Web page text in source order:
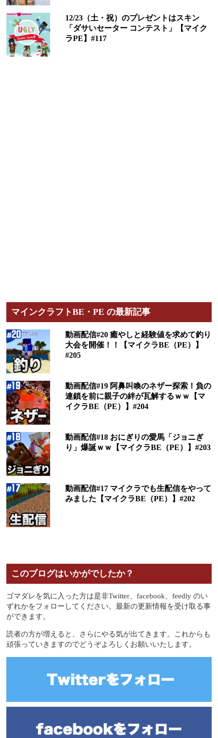
12/23（土・祝）のプレゼントはスキン
「ダサいセーター コンテスト」【マイク
ラPE】#117
マインクラフトBE・PE の最新記事
動画配信#20 癒やしと経験値を求めて釣り
大会を開催！！【マイクラBE（PE）】
#205
動画配信#19 阿鼻叫喚のネザー探索！負の
連鎖を前に親子の絆が瓦解するｗｗ【マ
イクラBE（PE）】#204
動画配信#18 おにぎりの愛馬「ジョニぎ
り」爆誕ｗｗ【マイクラBE（PE）】#203
動画配信#17 マイクラでも生配信をやって
みました【マイクラBE（PE）】#202
このブログはいかがでしたか？
ゴマダレを気に入った方は是非Twitter、facebook、feedly のい
ずれかをフォローしてください。最新の更新情報を受け取る事
ができます。
読者の方が増えると、さらにやる気が出てきます。これからも
頑張っていきますのでどうぞよろしくお願いいたします。